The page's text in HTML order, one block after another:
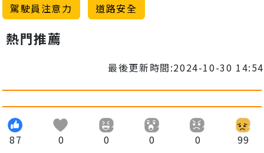
駕駛員注意力
道路安全
熱門推薦
最後更新時間:2024-10-30 14:54
87 0 0 0 0 99